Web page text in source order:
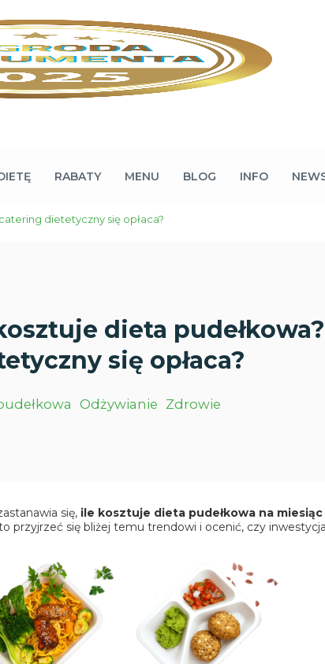
RABATY MENU BLOG INFO
dietetyczny się opłaca?
dieta
się opłaca?
Odżywianie Zdrowie
się, ile kosztuje dieta pudełkowa na
przyjrzeć się bliżej temu trendowi i ocenić, czy